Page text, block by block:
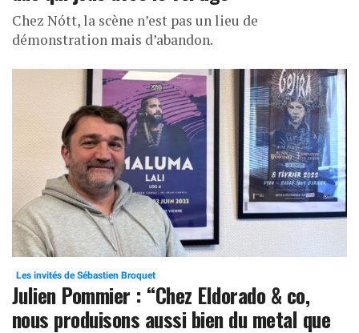
Chez Nótt, la scène n’est pas un lieu de
démonstration mais d’abandon.
Les invités de Sébastien Broquet
Julien Pommier : “Chez Eldorado & co,
nous produisons aussi bien du metal que